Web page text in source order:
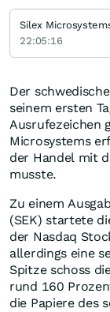
Der
seinem ersten
Ausrufezeichen
Microsystems
der Handel mit
musste.
Zu einem
(SEK) startete
der Nasdaq
allerdings eine
Spitze schoss
rund 160
die Papiere des
Silex
22:05:16